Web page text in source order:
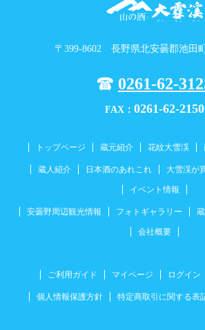
〒399-8602 長野県北安曇郡池田
0261-62-
FAX： 0261-62-2150
トップページ 蔵元紹介 花紋大雪渓
蔵人紹介 日本酒のあれこれ 大雪渓が
イベント情報
安曇野周辺観光情報 フォトギャラリー
会社概要
ご利用ガイド マイページ ログイン
個人情報保護方針 特定商取引に関する表